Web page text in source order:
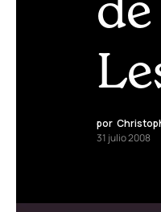
por
31 julio 2008